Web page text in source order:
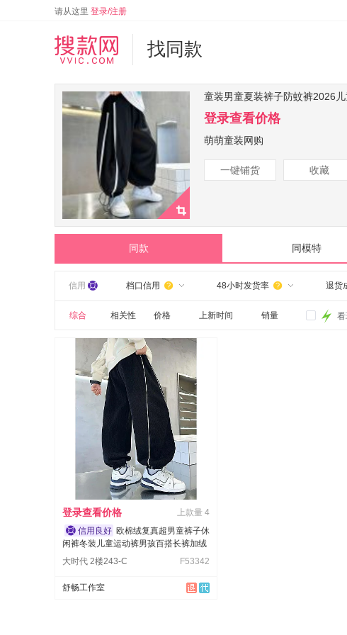
请从这里 登录/注册
找同款
童装男童夏装裤子防蚊裤2026
登录查看价格
萌萌童装网购
一键铺货 收藏
同款 同模特
信用 档口信用  48小时发货率  退货
综合 相关性 价格 上新时间 销量
登录查看价格 上款量 4
欧棉绒复真超男童裤子休
闲裤冬装儿童运动裤男孩百搭长裤加绒
大时代 2楼243-C
F53342
舒畅工作室